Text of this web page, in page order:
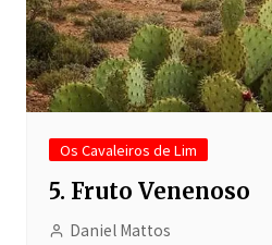
Os Cavaleiros de Lim
5. Fruto Venenoso
Daniel Mattos